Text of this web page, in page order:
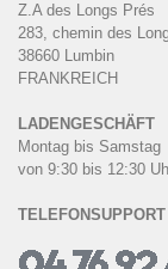
Z.A des Longs Prés
283, chemin des
38660 Lumbin
FRANKREICH
LADENGESCHÄFT
Montag bis Samstag
von 9:30 bis 12:30
TELEFONSUPPORT